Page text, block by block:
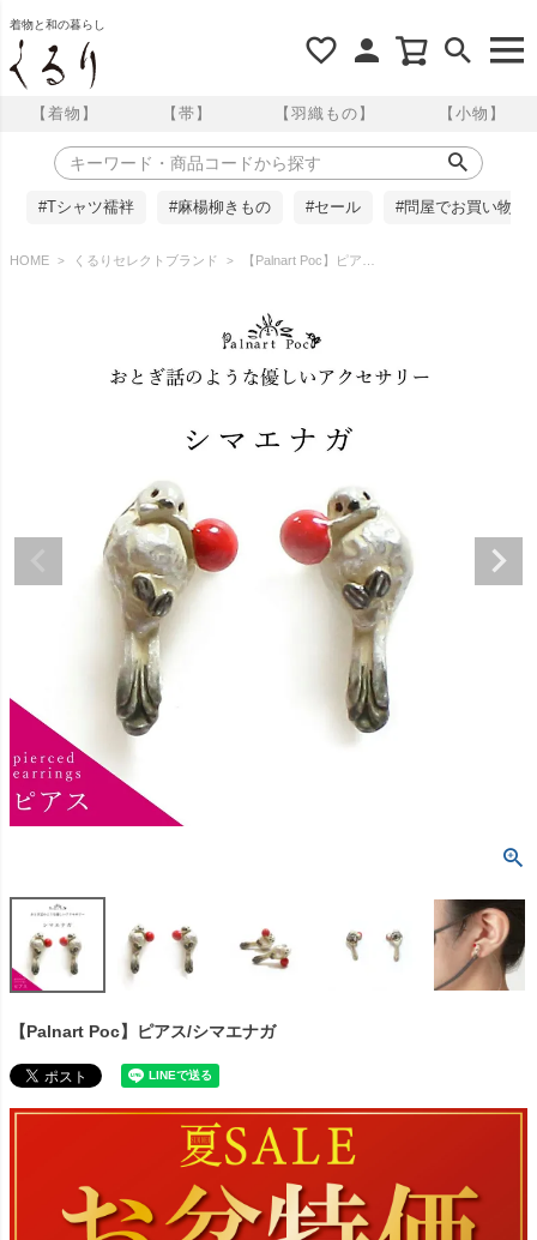
着物と和の暮らし
【着物】 【帯】 【羽織もの】 【小物】
#Tシャツ襦袢 #麻楊柳きもの #セール #問屋でお買い物
HOME くるりセレクトブランド 【Palnart Poc】ピアス/シマエナガ
【Palnart Poc】ピアス/シマエナガ